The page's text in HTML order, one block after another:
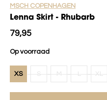
MSCH COPENHAGEN
Lenna Skirt - Rhubarb
79,95
Op voorraad
XS S M L XL